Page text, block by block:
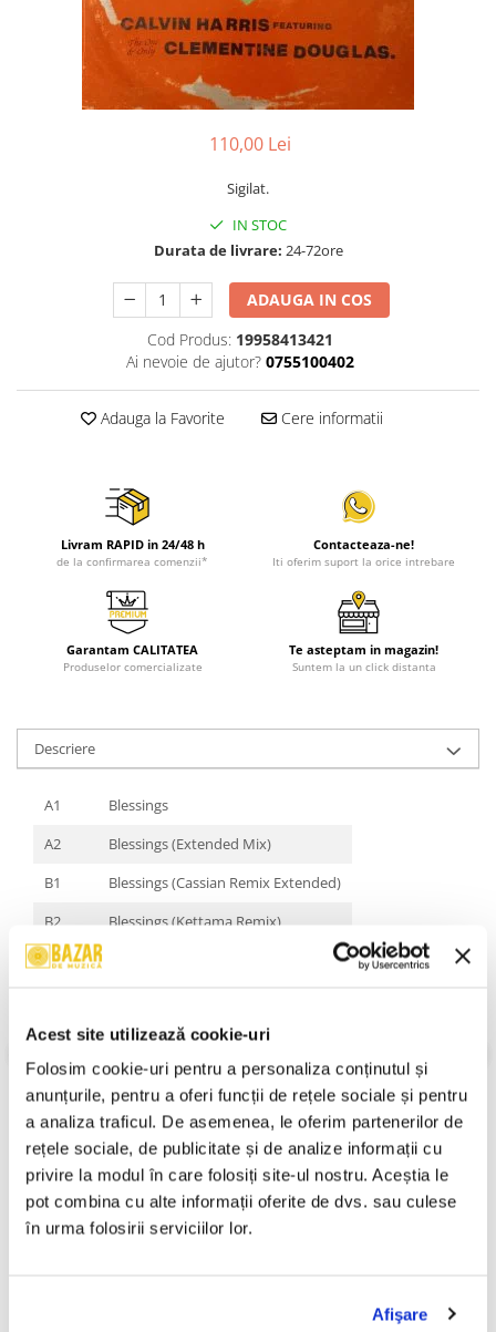
Acest site utilizează cookie-uri
Folosim cookie-uri pentru a personaliza conținutul și
anunțurile, pentru a oferi funcții de rețele sociale și pentru
a analiza traficul. De asemenea, le oferim partenerilor de
rețele sociale, de publicitate și de analize informații cu
privire la modul în care folosiți site-ul nostru. Aceștia le
pot combina cu alte informații oferite de dvs. sau culese
în urma folosirii serviciilor lor.
Afişare
Viniluri Românești
Colecția Electrecord
110,00 Lei
Sigilat.
IN STOC
Durata de livrare: 24-72ore
ADAUGA IN COS
Cod Produs: 19958413421
Ai nevoie de ajutor? 0755100402
Adauga la Favorite Cere informatii
Livram RAPID in 24/48 h
de la confirmarea comenzii*
Contacteaza-ne!
Iti oferim suport la orice intrebare
Garantam CALITATEA
Produselor comercializate
Te asteptam in magazin!
Suntem la un click distanta
Descriere
A1
Blessings
A2
Blessings (Extended Mix)
B1
Blessings (Cassian Remix Extended)
B2
Blessings (Kettama Remix)
Stare Coperta:
Stil:House
An Lansare: An Lansare:
Informatii conformitate produs
Review-uri (0)
PRODUSE ALTERNATIVE
Death Grips - Year Of The